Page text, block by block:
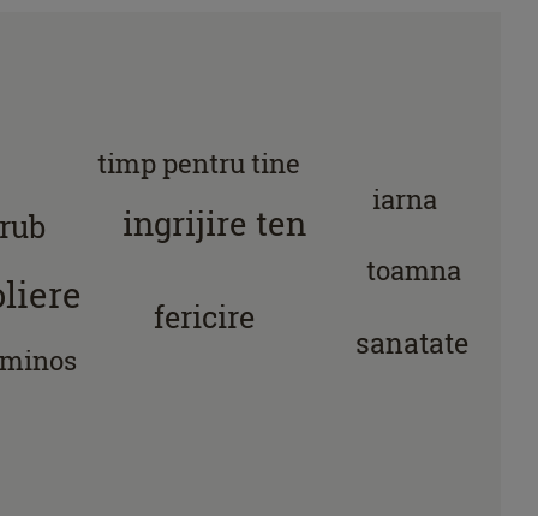
ingrijire ten
fericire
sanatate
toamna
iarna
timp pentru tine